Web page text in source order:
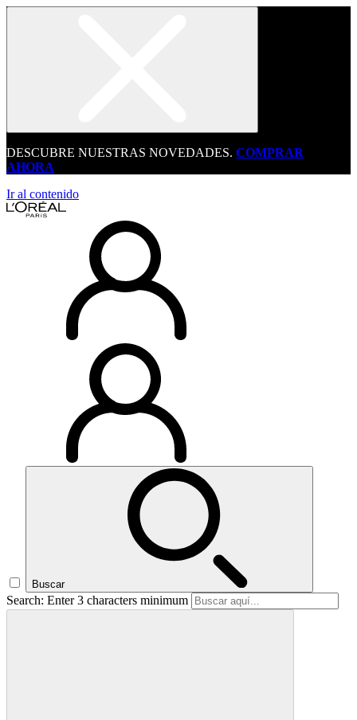
DESCUBRE NUESTRAS NOVEDADES. COMPRAR
AHORA
Ir al contenido
Buscar
Search: Enter 3 characters minimum